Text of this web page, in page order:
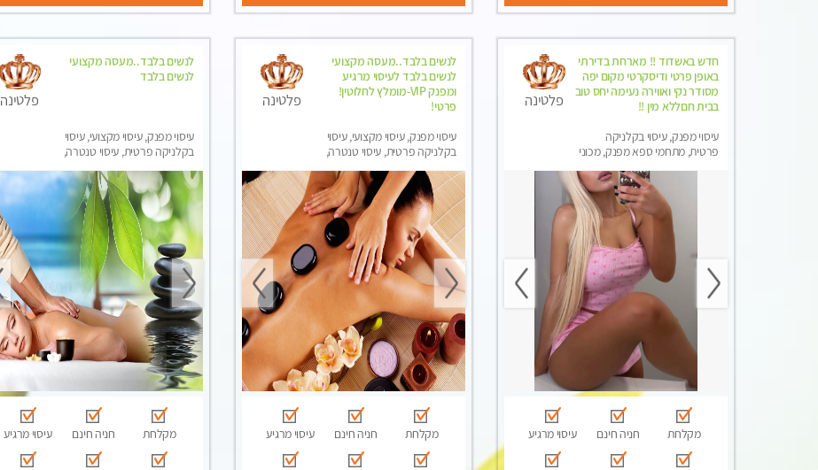
חדש באשדוד !! מארחת בדירתי
באופן פרטי ודיסקרטי מקום יפה
מסודר נקי ואווירה נעימה יחס טוב
בבית חםללא מין !!
עיסוי מפנק, עיסוי בקלניקה
פרטית, מתחמי ספא מפנק, מכוני
פלטינה
מקלחת חניה חינם עיסוי מרגיע
לנשים בלבד..מעסה מקצועי
לנשים בלבד לעיסוי מרגיע
ומפנק VIP-מומלץ לחלוטין!
פרטי! ​​​​​​
עיסוי מפנק, עיסוי מקצועי, עיסוי
בקלניקה פרטית, עיסוי טנטרה,
בלבד
פלטינה
מקלחת חניה חינם עיסוי מרגיע
לנשים בלבד..מעסה מקצועי
לנשים בלבד
עיסוי מפנק, עיסוי מקצועי, עיסוי
בקלניקה פרטית, עיסוי טנטרה,
בלבד
פלטינה
מקלחת חניה חינם עיסוי מרגיע